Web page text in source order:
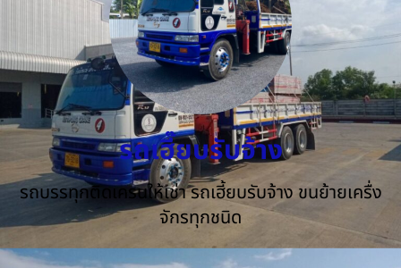
รถเฮี๊ยบรับจ้าง
รถบรรทุกติดเครนให้เช่า รถเฮี้ยบรับจ้าง ขนย้ายเครื่ง
จักรทุกชนิด